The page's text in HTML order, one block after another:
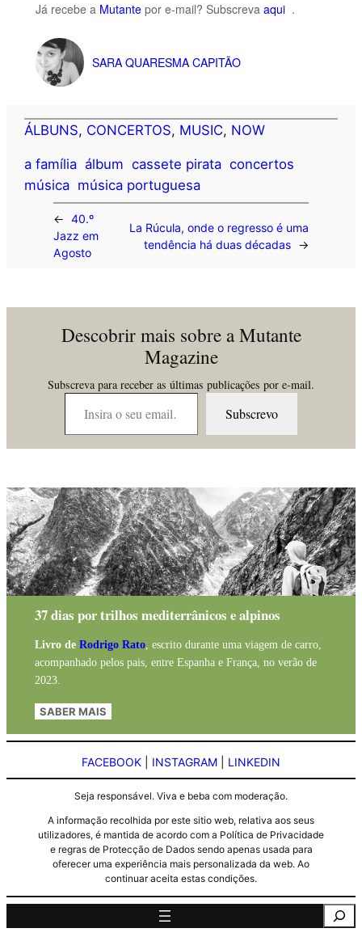
Já recebe a Mutantepor e-mail? Subscreva aqui .
SARA QUARESMA CAPITÃO
ÁLBUNS, CONCERTOS, MUSIC, NOW
a família álbum cassete pirata concertos
música música portuguesa
←
40.º
Jazz em
Agosto
La Rúcula, onde o regresso é uma
tendência há duas décadas
→
Descobrir mais sobre a Mutante
Magazine
Subscreva para receber as últimas publicações por e-mail.
Insira o seu email…
Subscrevo
37 dias por trilhos mediterrânicos e alpinos
Livro de Rodrigo Rato, escrito durante uma viagem de carro,
acompanhado pelos pais, entre Espanha e França, no verão de
2023.
SABER MAIS
FACEBOOK INSTAGRAM LINKEDIN
Seja responsável. Viva e beba com moderação.
A informação recolhida por este sitio web, relativa aos seus
utilizadores, é mantida de acordo com a Política de Privacidade
e regras de Protecção de Dados sendo apenas usada para
oferecer uma experiência mais personalizada da web. Ao
continuar aceita estas condições.